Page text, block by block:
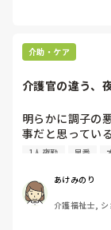
か？」と聞くよ
と言われました。
私の考え対応が
それだけ、そ
ョン組めますよ
介助・ケア
介護官の違う、
明らかに調子の
事だと思ってい
スタッフがいま
（夜勤者）とか
夜勤は1人夜勤で
したけども、ど
1人夜勤 早番
あけみのり
介護福祉士, シ